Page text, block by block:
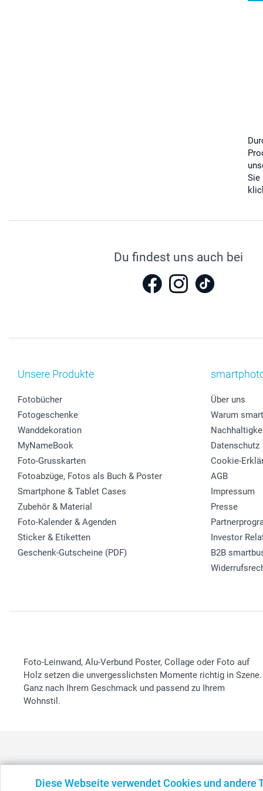
Diese Webseite verwendet Cookies und andere
Sie
Du findest uns auch bei
Unsere Produkte
Fotobücher
Fotogeschenke
Wanddekoration
MyNameBook
Foto-Grusskarten
Fotoabzüge, Fotos als Buch & Poster
Smartphone & Tablet Cases
Zubehör & Material
Foto-Kalender & Agenden
Sticker & Etiketten
Geschenk-Gutscheine (PDF)
Über uns
Warum
Datenschutz
Cookie-
AGB
Impressum
Presse
Investor
B2B
Foto-Leinwand, Alu-Verbund Poster, Collage oder Foto auf
Holz setzen die unvergesslichsten Momente richtig in Szene.
Ganz nach Ihrem Geschmack und passend zu Ihrem
Wohnstil.
België - Belgique - Danmark Deutschland - France -